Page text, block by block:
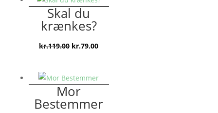
var:
kr.149.00.
er:
Skal du
krænkes?
kr.119.00 Den
var:
kr.119.00.
kr.79.00Den
er:
Mor
Bestemmer